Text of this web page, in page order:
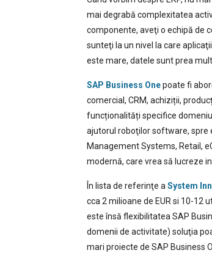
mai degrabă complexitatea
componente, aveţi o echipă de
sunteţi la un nivel la care
este mare, datele sunt prea
SAP Business Onepoate fi
comercial, CRM, achiziții,
funcționalități specifice
ajutorul roboţilor software, spre
Management Systems, Retail,
modernă, care vrea să lucreze
În lista de referinţe a System
cca 2 milioane de EUR si 10-12
este însă flexibilitatea SAP
domenii de activitate) soluţia
mari proiecte de SAP Business